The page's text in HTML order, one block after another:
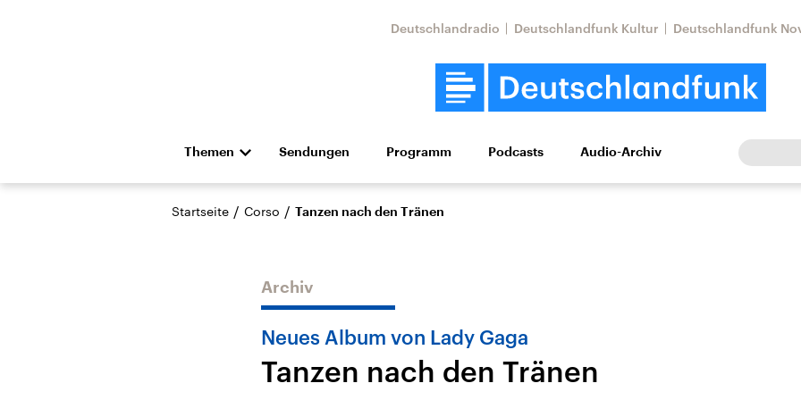
Deutschlandradio Deutschlandfunk Kultur Deutschlandfunk
Themen
Die Nachrichten Politik Wirtschaft Wissen Kultur Europa
Hörspiel und Feature Musik
Landtagswahl Sachsen-
USA
Nahostkonflikt
Sendungen Programm Podcasts Audio-Archiv
Startseite / Corso / Tanzen nach den Tränen
Archiv
Neues Album von Lady Gaga
Tanzen nach den Tränen